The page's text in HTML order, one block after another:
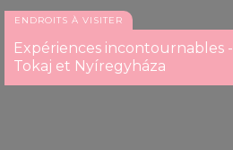
ENDROITS À VISITER
Expériences incontournables -
Tokaj et Nyíregyháza